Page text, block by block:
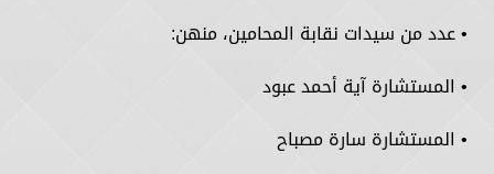
• عدد من سيدات نقابة المحامين، منهن:
• المستشارة آية أحمد عبود
• المستشارة سارة مصباح